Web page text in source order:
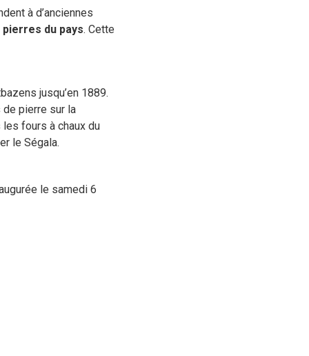
à d’anciennes
pierres du pays. Cette
jusqu’en 1889.
de pierre sur la
fours à chaux du
le Ségala.
le samedi 6